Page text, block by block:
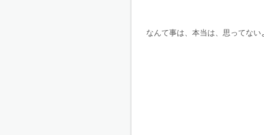
なんて事は、本当は、思ってない